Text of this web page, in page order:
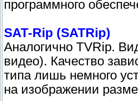
программного
SAT-Rip (SATRip)
Аналогично TVRip.
видео). Качество
типа лишь немного
на изображении